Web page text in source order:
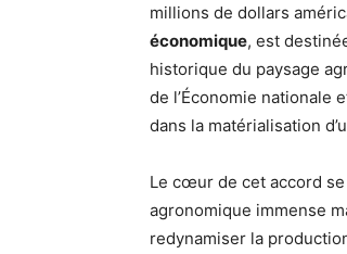
millions de dollars
économique, est
historique du paysage
de l’Économie nationale
dans la matérialisation
Le cœur de cet accord
agronomique immense
redynamiser la